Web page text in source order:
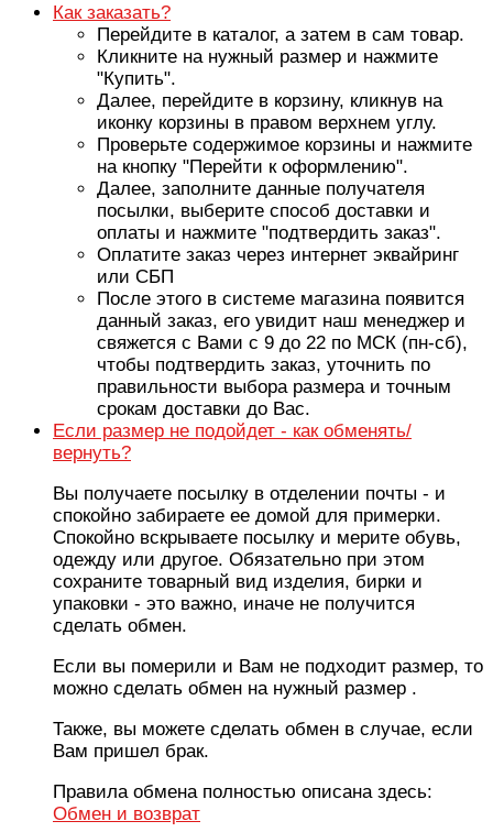
Как заказать?
Перейдите в каталог, а затем в сам товар.
Кликните на нужный размер и нажмите
"Купить".
Далее, перейдите в корзину, кликнув на
иконку корзины в правом верхнем углу.
Проверьте содержимое корзины и нажмите
на кнопку "Перейти к оформлению".
Далее, заполните данные получателя
посылки, выберите способ доставки и
оплаты и нажмите "подтвердить заказ".
Оплатите заказ через интернет эквайринг
или СБП
После этого в системе магазина появится
данный заказ, его увидит наш менеджер и
свяжется с Вами с 9 до 22 по МСК (пн-сб),
чтобы подтвердить заказ, уточнить по
правильности выбора размера и точным
срокам доставки до Вас.
Если размер не подойдет - как обменять/
вернуть?
Вы получаете посылку в отделении почты - и
спокойно забираете ее домой для примерки.
Спокойно вскрываете посылку и мерите обувь,
одежду или другое. Обязательно при этом
сохраните товарный вид изделия, бирки и
упаковки - это важно, иначе не получится
сделать обмен.
Если вы померили и Вам не подходит размер, то
можно сделать обмен на нужный размер .
Также, вы можете сделать обмен в случае, если
Вам пришел брак.
Правила обмена полностью описана здесь:
Обмен и возврат